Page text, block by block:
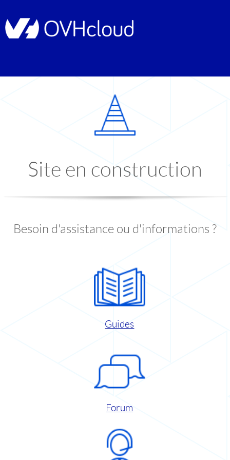
Site en construction
Besoin d'assistance ou d'informations ?
Guides
Forum